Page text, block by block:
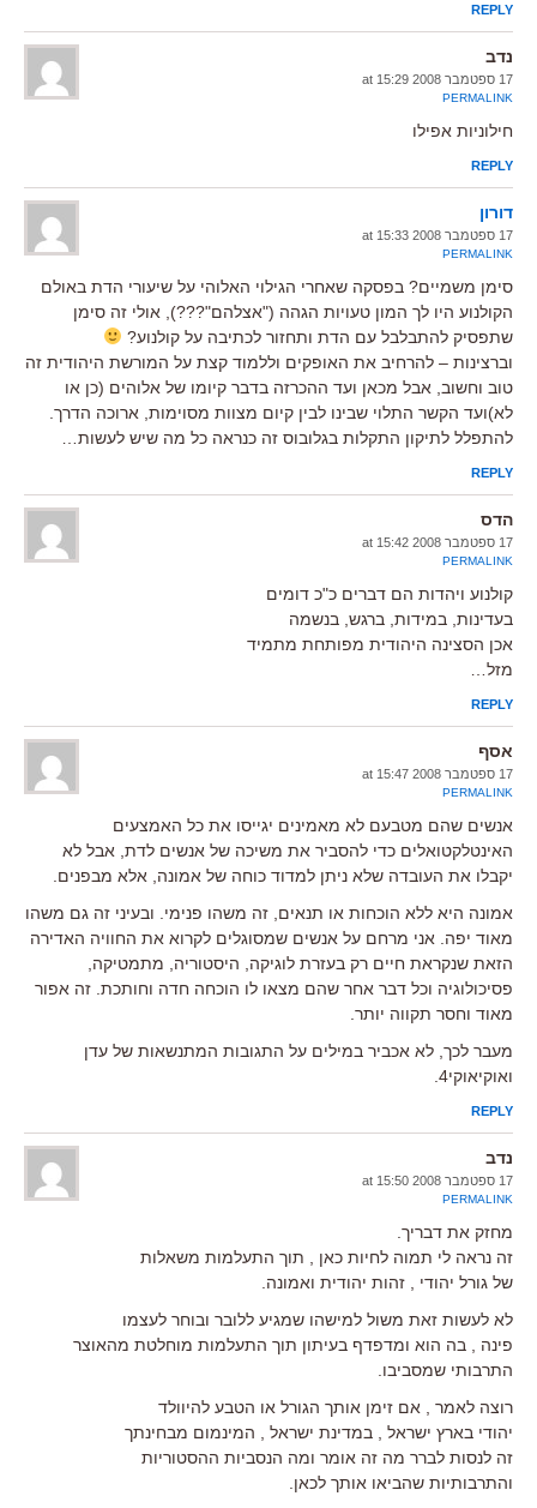
REPLY
נדב
17 ספטמבר 2008 at 15:29
PERMALINK
חילוניות אפילו
REPLY
דורון
17 ספטמבר 2008 at 15:33
PERMALINK
סימן משמיים? בפסקה שאחרי הגילוי האלוהי על שיעורי הדת באולם
הקולנוע היו לך המון טעויות הגהה ("אצלהם"???), אולי זה סימן
שתפסיק להתבלבל עם הדת ותחזור לכתיבה על קולנוע?
וברצינות – להרחיב את האופקים וללמוד קצת על המורשת היהודית זה
טוב וחשוב, אבל מכאן ועד ההכרזה בדבר קיומו של אלוהים (כן או
לא)ועד הקשר התלוי שבינו לבין קיום מצוות מסוימות, ארוכה הדרך.
להתפלל לתיקון התקלות בגלובוס זה כנראה כל מה שיש לעשות…
REPLY
הדס
17 ספטמבר 2008 at 15:42
PERMALINK
קולנוע ויהדות הם דברים כ"כ דומים
בעדינות, במידות, ברגש, בנשמה
אכן הסצינה היהודית מפותחת מתמיד
מזל…
REPLY
אסף
17 ספטמבר 2008 at 15:47
PERMALINK
אנשים שהם מטבעם לא מאמינים יגייסו את כל האמצעים
האינטלקטואלים כדי להסביר את משיכה של אנשים לדת, אבל לא
יקבלו את העובדה שלא ניתן למדוד כוחה של אמונה, אלא מבפנים.
אמונה היא ללא הוכחות או תנאים, זה משהו פנימי. ובעיני זה גם משהו
מאוד יפה. אני מרחם על אנשים שמסוגלים לקרוא את החוויה האדירה
הזאת שנקראת חיים רק בעזרת לוגיקה, היסטוריה, מתמטיקה,
פסיכולוגיה וכל דבר אחר שהם מצאו לו הוכחה חדה וחותכת. זה אפור
מאוד וחסר תקווה יותר.
מעבר לכך, לא אכביר במילים על התגובות המתנשאות של עדן
ואוקיאוקי4.
REPLY
נדב
17 ספטמבר 2008 at 15:50
PERMALINK
מחזק את דבריך.
זה נראה לי תמוה לחיות כאן , תוך התעלמות משאלות
של גורל יהודי , זהות יהודית ואמונה.
לא לעשות זאת משול למישהו שמגיע ללובר ובוחר לעצמו
פינה , בה הוא ומדפדף בעיתון תוך התעלמות מוחלטת מהאוצר
התרבותי שמסביבו.
רוצה לאמר , אם זימן אותך הגורל או הטבע להיוולד
יהודי בארץ ישראל , במדינת ישראל , המינמום מבחינתך
זה לנסות לברר מה זה אומר ומה הנסביות ההסטוריות
והתרבותיות שהביאו אותך לכאן.